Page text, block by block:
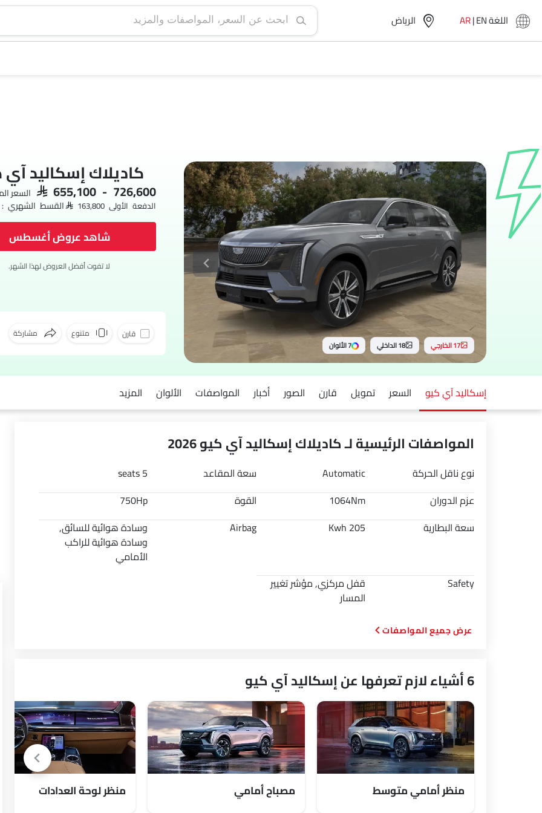
الرياض‎ اللغةEN
|
AR
17 الخارجي 18 الداخلي 7 الألوان
كاديلاك إسكاليد
SAR 655,100 - 726,600 السعر
الدفعة الأولى SAR 163,800 القسط الشهري : SAR 9,498 x 60
شاهد عروض أغسطس
لا تفوت أفضل العروض لهذا الشهر.
قارن متنوع مشاركة
فيسبوك
إسكاليد آي كيو السعر تمويل قارن الصور أخبار المواصفات الألوان المزيد
المواصفات الرئيسية لـ كاديلاك إسكاليد آي كيو 2026
نوع ناقل الحركة Automatic سعة المقاعد
5 seats
عزم الدوران
1064Nm القوة
750Hp
سعة البطارية
205 Kwh
Airbag
وسادة هوائية للسائق,
وسادة هوائية للراكب
الأمامي
Safety
قفل مركزي, مؤشر تغيير
المسار
المواصفات
6 أشياء لازم تعرفها عن إسكاليد آي كيو
منظر أمامي متوسط مصباح أمامي منظر لوحة العدادات